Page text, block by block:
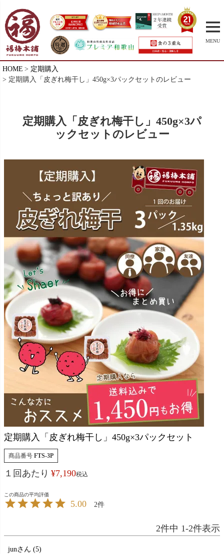
MENU
HOME
定期購入
定期購入「皮ぎれ梅干し」450g×3パックセットのレビュー
定期購入「皮ぎれ梅干し」450g×3パ
ックセットのレビュー
定期購入「皮ぎれ梅干し」450g×3パックセット
商品番号 FTS-3P
１回あたり ¥7,190税込
5.00 2
2件中 1-2件表示
jun 5